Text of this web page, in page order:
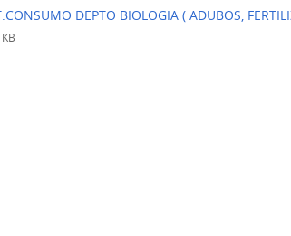
DEPTO BIOLOGIA ( ADUBOS,